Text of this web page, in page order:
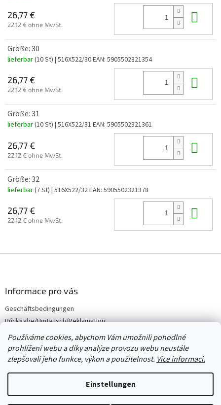
Používáme cookies, abychom Vám umožnili pohodlné
prohlížení webu a díky analýze provozu webu neustále
zlepšovali jeho funkce, výkon a použitelnost. Více informaci.
Einstellungen
26,77 €
22,12 € ohne MwSt.
Größe: 30
lieferbar(10 St) | 516X522/30EAN: 5905502321354
26,77 €
22,12 € ohne MwSt.
Größe: 31
lieferbar(10 St) | 516X522/31 EAN: 5905502321361
26,77 €
22,12 € ohne MwSt.
Größe: 32
lieferbar(7 St) | 516X522/32EAN: 5905502321378
26,77 €
22,12 € ohne MwSt.
l
Informace pro vás
Geschäftsbedingungen
Rückgabe/Umtausch/Reklamation
Großhandel